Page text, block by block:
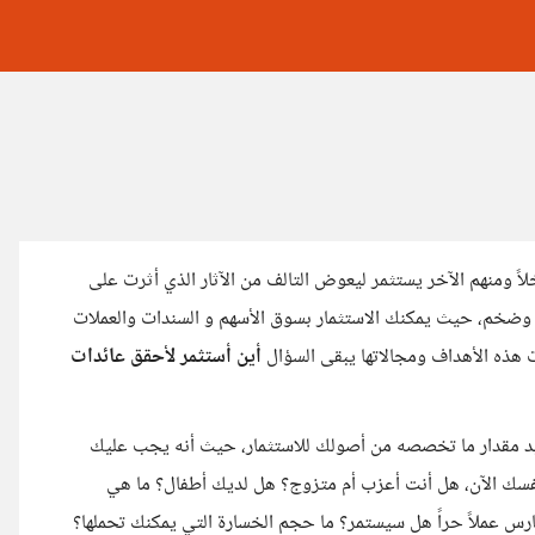
ومنهم الآخر يستثمر ليعوض التالف من الآثار الذي أثرت على
حيث يمكنك الاستثمار بسوق الأسهم و السندات والعملات
هذه الأهداف ومجالاتها يبقى السؤال أين أستثمر لأحقق عائدات
مقدار ما تخصصه من أصولك للاستثمار، حيث أنه يجب عليك
الآن، هل أنت أعزب أم متزوج؟ هل لديك أطفال؟ ما هي
عملاً حراً هل سيستمر؟ ما حجم الخسارة التي يمكنك تحملها؟